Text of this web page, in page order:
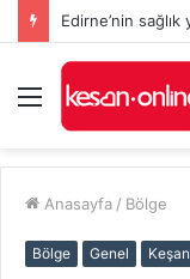
Menü
Anasayfa / Bölge
Bölge Genel Keşan